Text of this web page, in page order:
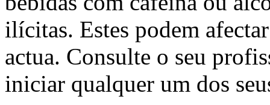
ilícitas. Estes podem
actua. Consulte o seu
iniciar qualquer um dos